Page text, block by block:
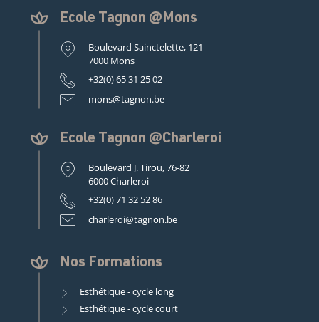
Ecole Tagnon @Mons
Boulevard Sainctelette, 121
7000 Mons
+32(0) 65 31 25 02
mons@tagnon.be
Ecole Tagnon @Charleroi
Boulevard J. Tirou, 76-82
6000 Charleroi
+32(0) 71 32 52 86
charleroi@tagnon.be
Nos Formations
Esthétique - cycle long
Esthétique - cycle court